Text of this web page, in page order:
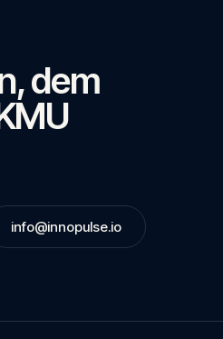
dem
info@innopulse.io